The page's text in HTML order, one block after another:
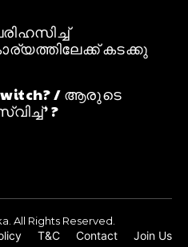
കടക്കു
/ ആരുടെ
?
All Rights Reserved.
T&C Contact Join Us